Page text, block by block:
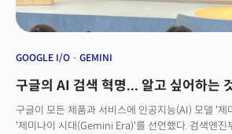
소부장(소재·부품·장비), 중국은 광전지 반도체 생
드러냈다. 말레이시아, 필리핀, 태국, 베트남도 조립
GOOGLE I/O GEMINI
구글의 AI 검색 혁명... 알고 싶어하는
구글이 모든 제품과 서비스에 인공지능(AI) 모델 '제
'제미나이 시대(Gemini Era)'를 선언했다. 검색엔진